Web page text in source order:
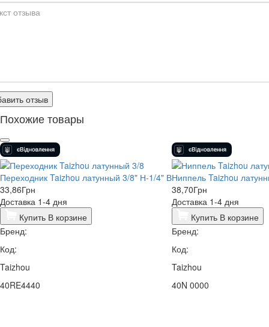
отзыв
Похожие товары
Переходник Taizhou латунный 3/8" Н-1/4" В
33,86Грн
Доставка 1-4 дня
Купить В корзине
Бренд:
Код:
Taizhou
40RE4440
Ниппель Taizhou
38,70Грн
Доставка 1-4 дня
Купить В корзине
Бренд:
Код:
Taizhou
40N 0000